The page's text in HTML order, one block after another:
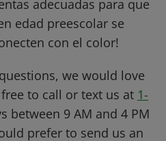
adecuadas para que
edad preescolar se
con el color!
we would love
to call or text us at 1-
between 9 AM and 4 PM
prefer to send us an